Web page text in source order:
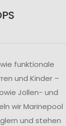
funktionale
und Kinder –
Jollen- und
wir Marinepool
und stehen